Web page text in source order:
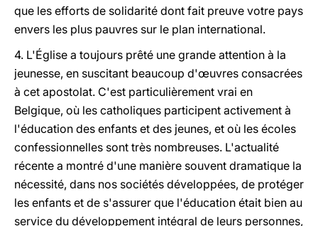
que les efforts de solidarité dont fait preuve votre pays
envers les plus pauvres sur le plan international.
4. L'Église a toujours prêté une grande attention à la
jeunesse, en suscitant beaucoup d'œuvres consacrées
à cet apostolat. C'est particulièrement vrai en
Belgique, où les catholiques participent activement à
l'éducation des enfants et des jeunes, et où les écoles
confessionnelles sont très nombreuses. L'actualité
récente a montré d'une manière souvent dramatique la
nécessité, dans nos sociétés développées, de protéger
les enfants et de s'assurer que l'éducation était bien au
service du développement intégral de leurs personnes,